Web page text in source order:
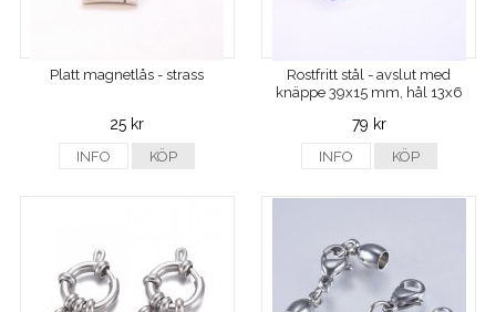
Platt magnetlås - strass
25 kr
INFO KÖP
Rostfritt stål - avslut med
knäppe 39x15 mm, hål 13x6
79 kr
INFO KÖP